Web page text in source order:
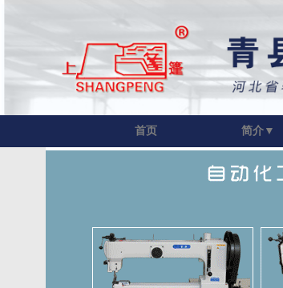
首页 简介▼